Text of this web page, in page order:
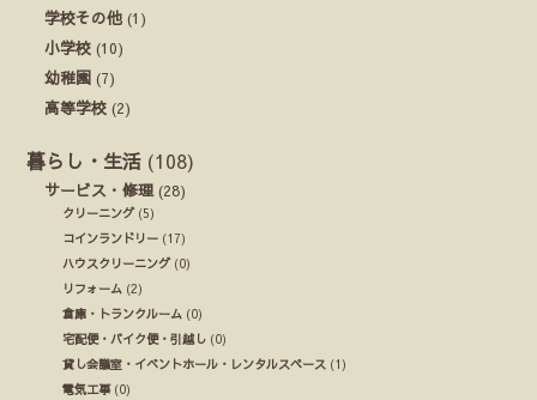
学校その他 (1)
小学校 (10)
幼稚園 (7)
高等学校 (2)
暮らし・生活 (108)
サービス・修理(28)
クリーニング(5)
コインランドリー (17)
ハウスクリーニング(0)
リフォーム (2)
倉庫・トランクルーム (0)
宅配便・バイク便・引越し (0)
貸し会議室・イベントホール・レンタルスペース (1)
電気工事(0)